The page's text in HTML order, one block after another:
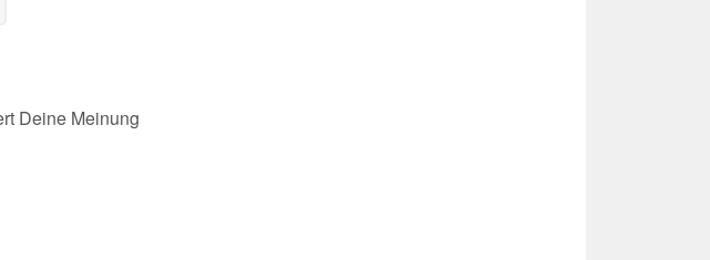
Deine Meinung